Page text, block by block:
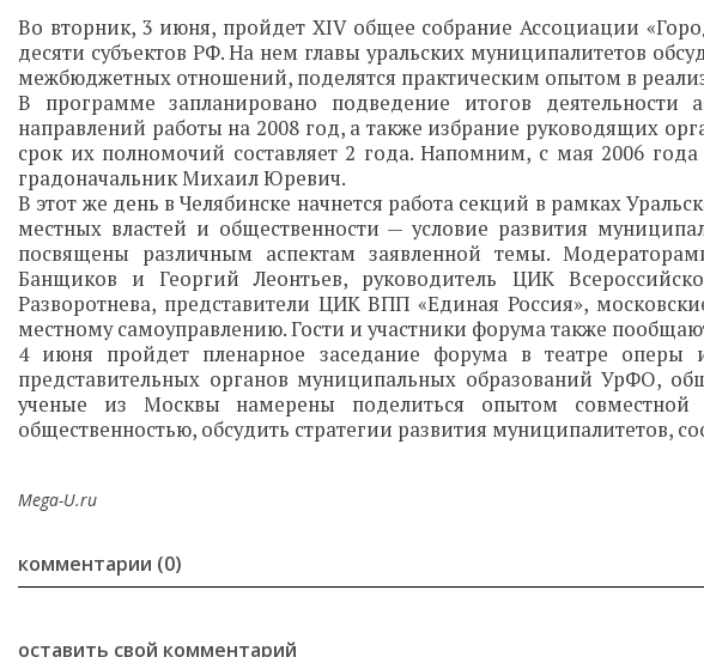
Во вторник, 3 июня, пройдет XIV общее собрание Ассоциации
десяти субъектов РФ. На нем главы уральских муниципалитетов
межбюджетных отношений, поделятся практическим опытом в
В программе запланировано подведение итогов
направлений работы на 2008 год, а также избрание руководящих
срок их полномочий составляет 2 года. Напомним, с мая 2006
градоначальник Михаил Юревич.
В этот же день в Челябинске начнется работа секций в рамках
местных властей и общественности — условие развития
посвящены различным аспектам заявленной темы.
Банщиков и Георгий Леонтьев, руководитель ЦИК
Разворотнева, представители ЦИК ВПП «Единая Россия»,
местному самоуправлению. Гости и участники форума также
4 июня пройдет пленарное заседание форума в театре
представительных органов муниципальных образований УрФО,
ученые из Москвы намерены поделиться опытом совместной
общественностью, обсудить стратегии развития муниципалитетов,
Mega-U.ru
комментарии (0)
оставить свой комментарий